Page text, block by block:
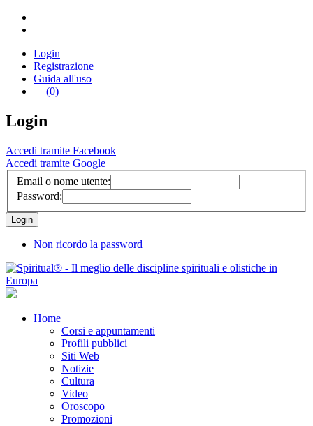
Login
Registrazione
Guida all'uso
(0)
Login
Accedi tramite Facebook
Accedi tramite Google
Email o nome utente:
Password:
Non ricordo la password
Home
Corsi e appuntamenti
Profili pubblici
Siti Web
Notizie
Cultura
Video
Oroscopo
Promozioni